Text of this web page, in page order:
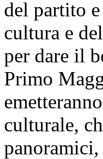
del partito
cultura e
per dare il
Primo
culturale,